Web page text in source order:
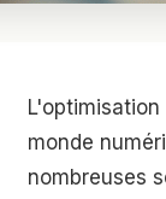
monde
nombreuses